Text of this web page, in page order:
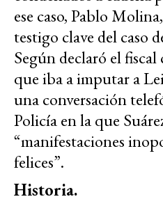
ese caso, Pablo
testigo clave del caso
Según declaró el
que iba a imputar a
una conversación
Policía en la que
“manifestaciones
felices”.
Historia.